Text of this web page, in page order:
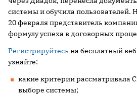
системы и обучила пользователей.
20 февраля представитель
формулу успеха в договорных
Регистрируйтесь на бесплатный
узнайте:
какие критерии рассматривала
выборе системы;